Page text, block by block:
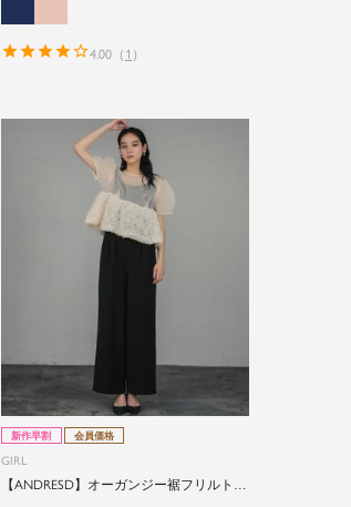
4.00 （ 1 ）
新作早割 会員価格
GIRL
【ANDRESD】オーガンジー裾フリルトッ